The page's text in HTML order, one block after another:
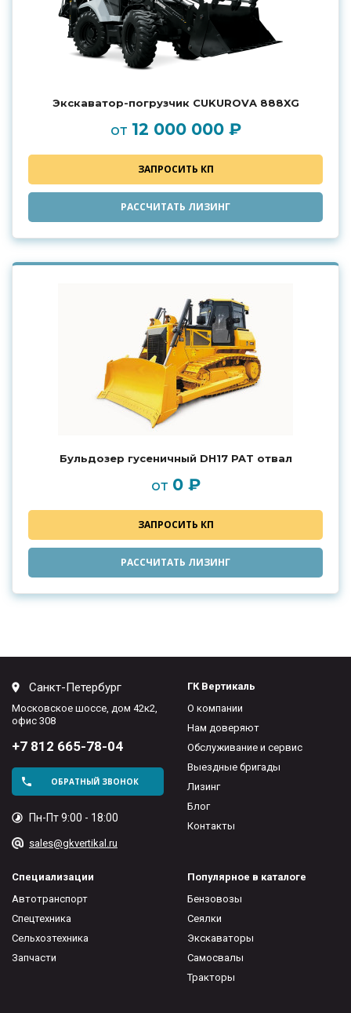
Экскаватор-погрузчик CUKUROVA 888XG
от 12 000 000 ₽
ЗАПРОСИТЬ КП
РАССЧИТАТЬ ЛИЗИНГ
Бульдозер гусеничный DH17 PAT отвал
от 0 ₽
ЗАПРОСИТЬ КП
РАССЧИТАТЬ ЛИЗИНГ
Санкт-Петербург
Московское шоссе, дом 42к2,
офис 308
+7 812 665-78-04
ОБРАТНЫЙ ЗВОНОК
Пн-Пт 9:00 - 18:00
sales@gkvertikal.ru
ГК Вертикаль
О компании
Нам доверяют
Обслуживание и сервис
Выездные бригады
Лизинг
Блог
Контакты
Специализации
Автотранспорт
Спецтехника
Сельхозтехника
Запчасти
Популярное в каталоге
Бензовозы
Сеялки
Экскаваторы
Самосвалы
Тракторы